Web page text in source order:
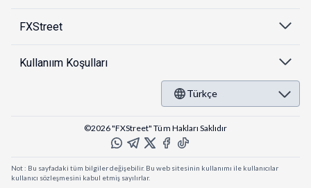
FXStreet
Kullanıım Koşulları
Türkçe
©2026 "FXStreet" Tüm Hakları Saklıdır
Not : Bu sayfadaki tüm bilgiler değişebilir. Bu web sitesinin kullanımı ile kullanıcılar
kullanıcı sözleşmesini kabul etmiş sayılırlar.